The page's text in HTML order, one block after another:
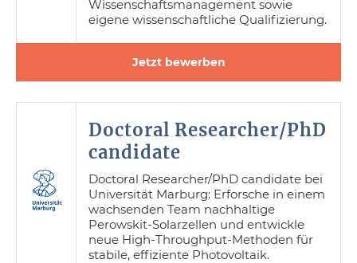
Wissenschaftsmanagement sowie
eigene wissenschaftliche Qualifizierung.
Jetzt bewerben
Doctoral Researcher/PhD
candidate
Doctoral Researcher/PhD candidate bei
Universität Marburg: Erforsche in einem
wachsenden Team nachhaltige
Perowskit-Solarzellen und entwickle
neue High-Throughput-Methoden für
stabile, effiziente Photovoltaik.